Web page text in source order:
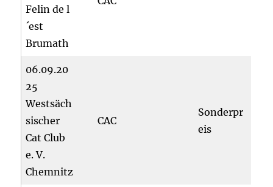
Felin de l
´est
Brumath
06.09.20
25
Westsäch
sischer
Cat Club
e. V.
Chemnitz
CAC
Sonderpr
eis